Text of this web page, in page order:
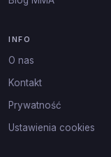
INFO
O nas
Kontakt
Prywatność
Ustawienia cookies